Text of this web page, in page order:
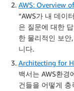
AWS: Overview
“AWS가 내 데이
은 질문에 대한
한 물리적인 보
니다.
Architecting for
백서는 AWS환경
건들을 어떻게